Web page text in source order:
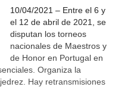
10/04/2021 – Entre el 6 y
el 12 de abril de 2021, se
disputan los torneos
nacionales de Maestros y
de Honor en Portugal en
Organiza la
Hay retransmisiones